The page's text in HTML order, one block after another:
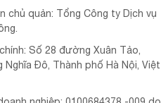
chủ quản: Tổng Công ty Dịch vụ
Số 28 đường Xuân Tảo,
Nghĩa Đô, Thành phố Hà Nội, Việt